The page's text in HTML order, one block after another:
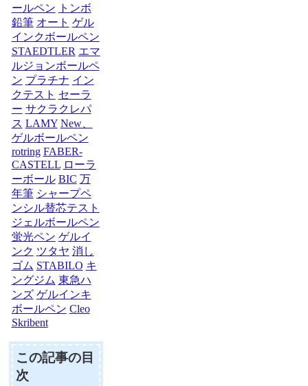
ールペン
トンボ
鉛筆 オート ゲル
インクボールペン
STAEDTLER エマ
ルジョンボールペ
ン プラチナ イン
クテスト セーラ
ー サクラクレパ
ス LAMY New、
ゲルボールペン
rotring FABER-
CASTELL ローラ
ーボール BIC 万
年筆 シャープペ
ンシル替芯テスト
ジェルボールペン
蛍光ペン ゲルイ
ンク ツタヤ 消し
ゴム STABILO キ
ングジム 東急ハ
ンズ ゲルインキ
ボールペン Cleo
Skribent
この記事の目
次